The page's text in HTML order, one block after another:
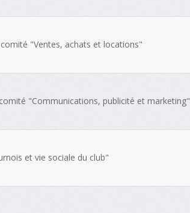
"Ventes, achats et locations"
"Communications, publicité et marketing"
et vie sociale du club"